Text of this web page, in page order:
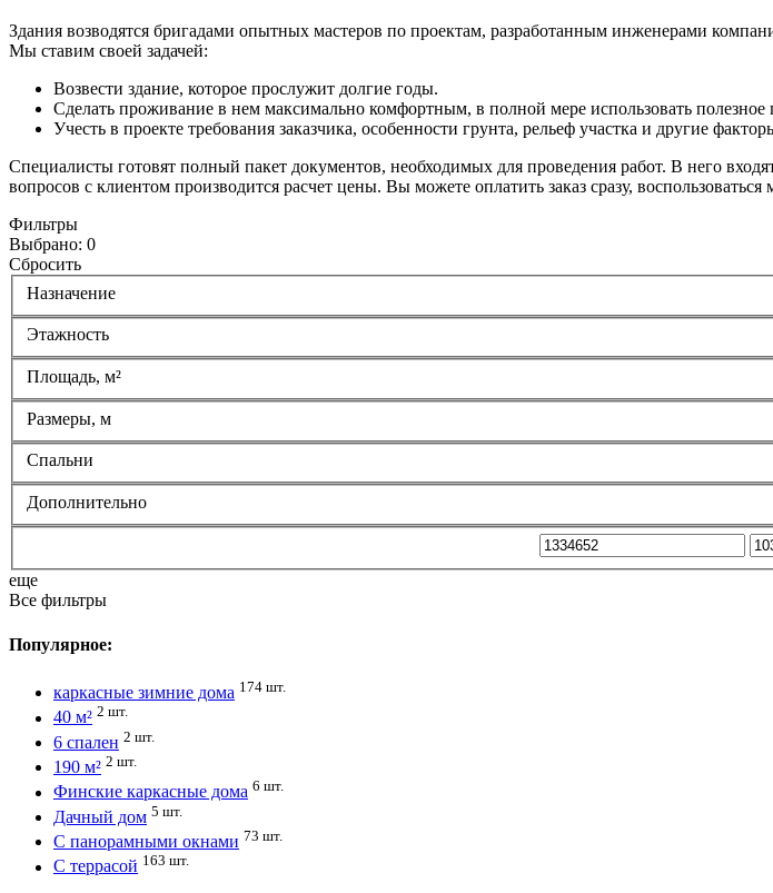
Здания возводятся бригадами опытных мастеров по проектам, разработанным инженерами
Мы ставим своей задачей:
Возвести здание, которое прослужит долгие годы.
Сделать проживание в нем максимально комфортным, в полной мере использовать полезное
Учесть в проекте требования заказчика, особенности грунта, рельеф участка и другие
Специалисты готовят полный пакет документов, необходимых для проведения работ. В него
вопросов с клиентом производится расчет цены. Вы можете оплатить заказ сразу,
Фильтры
Выбрано: 0
Сбросить
Назначение
Этажность
Площадь, м²
Размеры, м
Спальни
Дополнительно
еще
Все фильтры
Популярное:
каркасные зимние дома 174 шт.
40 м² 2 шт.
6 спален 2 шт.
190 м² 2 шт.
Финские каркасные дома 6 шт.
Дачный дом 5 шт.
С панорамными окнами 73 шт.
С террасой 163 шт.